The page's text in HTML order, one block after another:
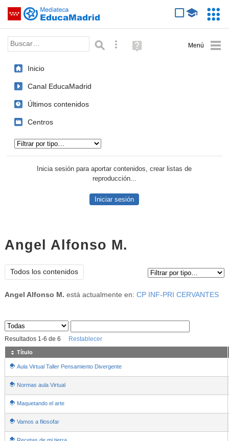
Saltar navegación
Palabra o frase: Búsqueda avanzada
Ayuda
(en
Inicio
Canal EducaMadrid
Últimos contenidos
Centros
Inicia sesión para aportar contenidos, crear listas de
reproducción...
Iniciar sesión
Angel Alfonso M.
Todos los contenidos
Angel Alfonso M. está actualmente en: CP INF-PRI CERVANTES
Sus archivos
Resultados 1-6 de 6 Restablecer
Título
Aula Virtual Taller Pensamiento Divergente
Normas aula Virtual
Maquetando el arte
Vamos a filosofar